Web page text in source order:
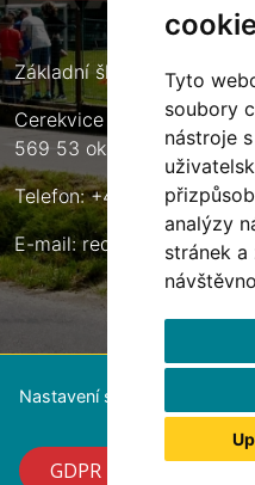
Tyto
soubory
nástroje
analýzy
stránek
Základní škola Cerekvice
Cerekvice nad Loučnou
569 53 okres Svitavy
Telefon: +420 461 633 140
E-mail:
Nastavení souborů cookie
GDPR